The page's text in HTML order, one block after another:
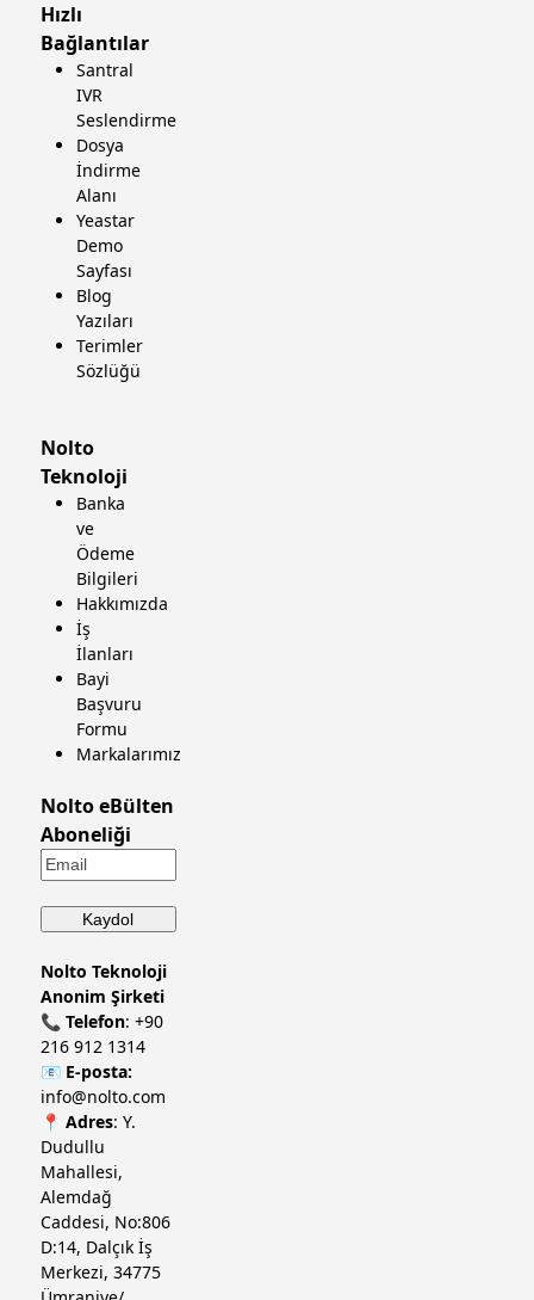
Hızlı
Bağlantılar
Santral
IVR
Seslendirme
Dosya
İndirme
Alanı
Yeastar
Demo
Sayfası
Blog
Yazıları
Terimler
Sözlüğü
Nolto
Teknoloji
Banka
ve
Ödeme
Bilgileri
Hakkımızda
İş
İlanları
Bayi
Başvuru
Formu
Markalarımız
Nolto eBülten
Aboneliği
Nolto Teknoloji
Anonim Şirketi
📞 Telefon: +90
216 912 1314
📧 E-posta:
info@nolto.com
📍 Adres: Y.
Dudullu
Mahallesi,
Alemdağ
Caddesi, No:806
D:14, Dalçık İş
Merkezi, 34775